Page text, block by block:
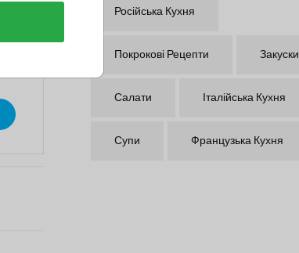
Російська Кухня
Покрокові Рецепти Закуски
Салати Італійська Кухня
Супи Французька Кухня